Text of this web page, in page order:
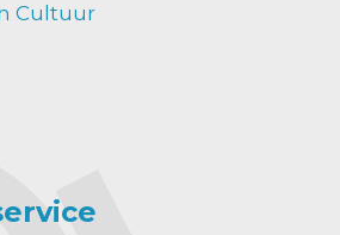
Cultuur